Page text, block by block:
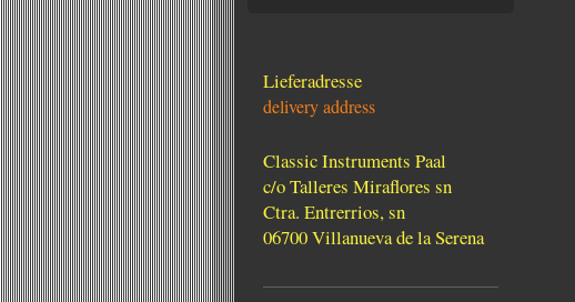
Lieferadresse
delivery address
Classic Instruments Paal
c/o Talleres Miraflores sn
Ctra. Entrerrios, sn
06700 Villanueva de la Serena